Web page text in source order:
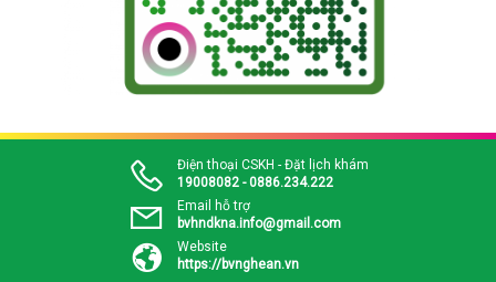
Điện thoại CSKH - Đặt lịch khám
19008082 - 0886.234.222
Email hỗ trợ
bvhndkna.info@gmail.com
Website
https://bvnghean.vn